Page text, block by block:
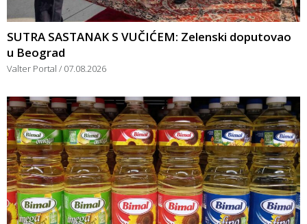
SUTRA SASTANAK S VUČIĆEM: Zelenski doputovao
u Beograd
Valter Portal 07.08.2026